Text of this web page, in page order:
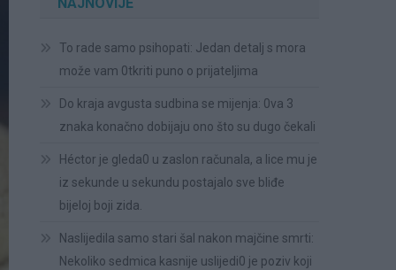
To rade samo psihopati: Jedan detalj s mora
može vam 0tkriti puno o prijateljima
Do kraja avgusta sudbina se mijenja: 0va 3
znaka konačno dobijaju ono što su dugo čekali
Héctor je gleda0 u zaslon računala, a lice mu je
iz sekunde u sekundu postajalo sve bliđe
bijeloj boji zida.
Naslijedila samo stari šal nakon majčine smrti:
Nekoliko sedmica kasnije uslijedi0 je poziv koji